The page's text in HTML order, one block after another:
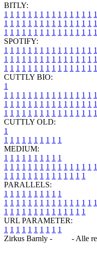
BITLY:
1 1 1 1 1 1 1 1 1 1 1 1 1 1 1 1
1 1 1 1 1 1 1 1 1 1 1 1 1 1 1 1
1 1 1 1 1 1 1 1 1 1 1 1 1 1 1 1
SPOTIFY:
1 1 1 1 1 1 1 1 1 1 1 1 1 1 1 1
1 1 1 1 1 1 1 1 1 1 1 1 1 1 1 1
1 1 1 1 1 1 1 1 1 1 1 1 1 1 1 1
CUTTLY BIO:
1
1 1 1 1 1 1 1 1 1 1 1 1 1 1 1 1
1 1 1 1 1 1 1 1 1 1 1 1 1 1 1 1
1 1 1 1 1 1 1 1 1 1 1 1 1 1 1 1
CUTTLY OLD:
1
1 1 1 1 1 1 1 1 1 1
MEDIUM:
1 1 1 1 1 1 1 1 1 1
1 1 1 1 1 1 1 1 1 1 1 1 1 1 1 1
1 1 1 1 1 1 1 1 1 1 1 1 1 1
PARALLELS:
1 1 1 1 1 1 1 1 1 1
1 1 1 1 1 1 1 1 1 1 1 1 1 1 1 1
1 1 1 1 1 1 1 1 1 1 1 1 1 1
URL PARAMETER:
1 1 1 1 1 1 1 1 1 1
Zirkus Barnly -
- Alle